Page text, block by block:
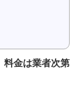
料金は業者次第